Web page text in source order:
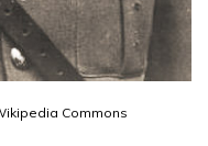
Commons